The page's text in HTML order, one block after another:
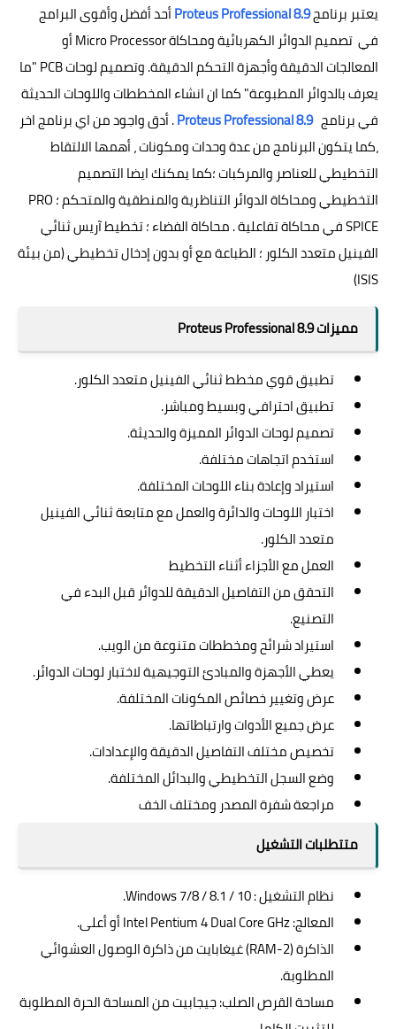
يعتبر برنامجProteus Professional 8.9أحد أفضل وأقوى البرامج
في تصميم الدوائر الكهربائية ومحاكاة Micro Processor أو
المعالجات الدقيقة وأجهزة التحكم الدقيقة. وتصميم لوحات PCB "ما
يعرف بالدوائر المطبوعة" كما ان انشاء المخططات واللوحات الحديثة
في برنامجProteus Professional 8.9. أدق واجود من اي برنامج اخر
،كما يتكون البرنامج من عدة وحدات ومكونات ، أهمها الالتقاط
التخطيطي للعناصر والمركبات ؛كما يمكنك ايضا التصميم
التخطيطي ومحاكاة الدوائر التناظرية والمنطقية والمتحكم ؛ PRO
SPICE في محاكاة تفاعلية . محاكاة الفضاء ؛ تخطيط آريس ثنائي
الفينيل متعدد الكلور ؛ الطباعة مع أو بدون إدخال تخطيطي (من بيئة
ISIS)
مميزات Proteus Professional 8.9
تطبيق قوي مخطط ثنائي الفينيل متعدد الكلور.
تطبيق احترافي وبسيط ومباشر.
تصميم لوحات الدوائر المميزة والحديثة.
استخدم اتجاهات مختلفة.
استيراد وإعادة بناء اللوحات المختلفة.
اختبار اللوحات والدائرة والعمل مع متابعة ثنائي الفينيل
متعدد الكلور.
العمل مع الأجزاء أثناء التخطيط
التحقق من التفاصيل الدقيقة للدوائر قبل البدء في
التصنيع.
استيراد شرائح ومخططات متنوعة من الويب.
يعطي الأجهزة والمبادئ التوجيهية لاختبار لوحات الدوائر.
عرض وتغيير خصائص المكونات المختلفة.
عرض جميع الأدوات وارتباطاتها.
تخصيص مختلف التفاصيل الدقيقة والإعدادات.
وضع السجل التخطيطي والبدائل المختلفة.
مراجعة شفرة المصدر ومختلف الخف
متتطلبات التشغيل
نظام التشغيل : Windows 7/8 / 8.1 / 10.
المعالج: Intel Pentium 4 Dual Core GHz أو أعلى.
الذاكرة (2-RAM) غيغابايت من ذاكرة الوصول العشوائي
المطلوبة.
مساحة القرص الصلب: جيجابيت من المساحة الحرة المطلوبة